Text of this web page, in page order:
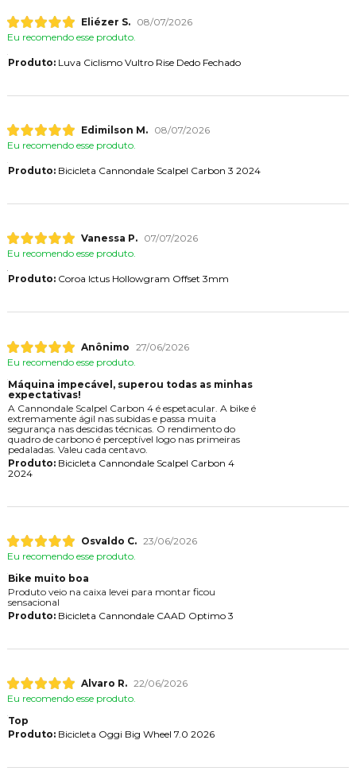
Eliézer S.
08/07/2026
Eu recomendo esse produto.
Produto:Luva Ciclismo Vultro Rise Dedo Fechado
Edimilson M.
08/07/2026
Eu recomendo esse produto.
Produto:Bicicleta Cannondale Scalpel Carbon 3 2024
Vanessa P.
07/07/2026
Eu recomendo esse produto.
Produto:Coroa Ictus Hollowgram Offset 3mm
Anônimo 27/06/2026
Eu recomendo esse produto.
Máquina impecável, superou todas as minhas
expectativas!
A Cannondale Scalpel Carbon 4 é espetacular. A bike é
extremamente ágil nas subidas e passa muita
segurança nas descidas técnicas. O rendimento do
quadro de carbono é perceptível logo nas primeiras
pedaladas. Valeu cada centavo.
Produto:Bicicleta Cannondale Scalpel Carbon 4
2024
Osvaldo C. 23/06/2026
Eu recomendo esse produto.
Bike muito boa
Produto veio na caixa levei para montar ficou
sensacional
Produto:Bicicleta Cannondale CAAD Optimo 3
Alvaro R. 22/06/2026
Eu recomendo esse produto.
Top
Produto:Bicicleta Oggi Big Wheel 7.0 2026